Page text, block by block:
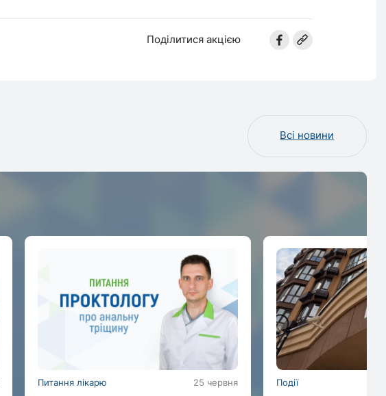
Поділитися акцією
Всі новини
Питання лікарю 25 червня Події